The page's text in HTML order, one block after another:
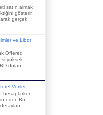
satın almak
gösterir.
gerçek
ve Libor
Offered
yüksek
doları
Veriler
hesaplarken
eder. Bu